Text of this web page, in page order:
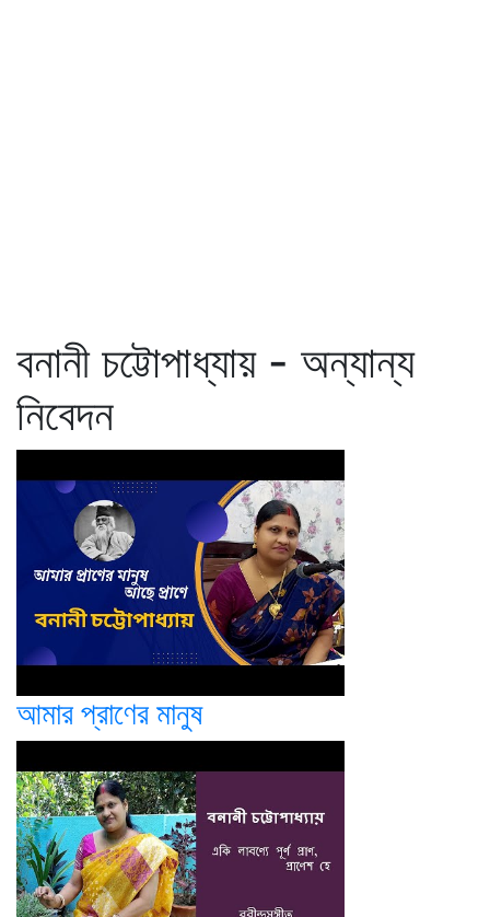
বনানী চট্টোপাধ্যায় - অন্যান্য
নিবেদন
আমার প্রাণের মানুষ